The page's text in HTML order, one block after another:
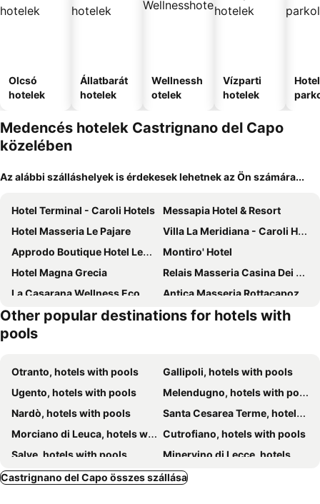
Olcsó
hotelek
Állatbarát
hotelek
Wellnessh
otelek
Vízparti
hotelek
Medencés hotelek Castrignano del Capo
közelében
Az alábbi szálláshelyek is érdekesek lehetnek az Ön számára...
Hotel Terminal - Caroli Hotels
Messapia Hotel & Resort
Hotel Masseria Le Pajare
Villa La Meridiana - Caroli Hotels
Approdo Boutique Hotel Leuca
Montiro' Hotel
Hotel Magna Grecia
Relais Masseria Casina Dei Cari
La Casarana Wellness Eco Resort
Antica Masseria Rottacapozza
Volito Rural Experience
Hotel Le Voilier
Villaggio Resort Arco Del Saracino
Other popular destinations for hotels with
pools
Otranto, hotels with pools
Gallipoli, hotels with pools
Ugento, hotels with pools
Melendugno, hotels with pools
Nardò, hotels with pools
Santa Cesarea Terme, hotels with pools
Morciano di Leuca, hotels with pools
Cutrofiano, hotels with pools
Salve, hotels with pools
Minervino di Lecce, hotels with pools
Tuglie, hotels with pools
Patù, hotels with pools
Castrignano del Capo összes szállása